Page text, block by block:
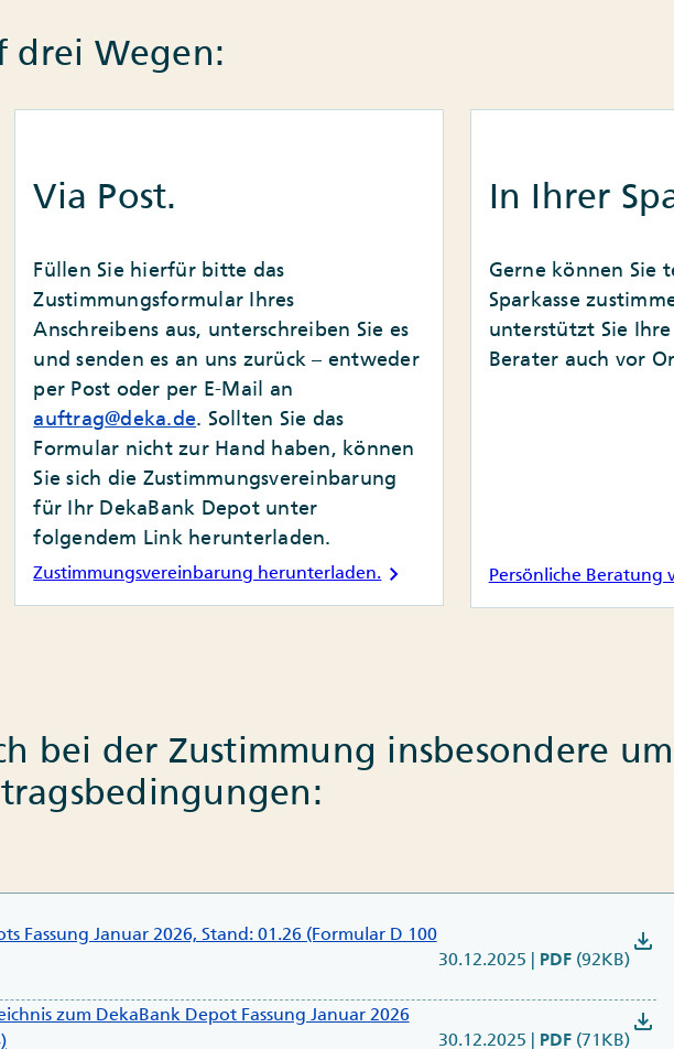
drei Wegen:
Via Post.
Füllen Sie hierfür bitte das
Zustimmungsformular Ihres
Anschreibens aus, unterschreiben Sie es
und senden es an uns zurück – entweder
per Post oder per E-Mail an
auftrag@deka.de. Sollten Sie das
Formular nicht zur Hand haben, können
Sie sich die Zustimmungsvereinbarung
für Ihr DekaBank Depot unter
folgendem Link herunterladen.
Zustimmungsvereinbarung herunterladen.chevron_right
In Ihrer
Gerne können Sie
Sparkasse
unterstützt Sie
Berater auch vor
Persönliche Beratung
bei der Zustimmung insbesondere um
Fassung Januar 2026, Stand: 01.26 (Formular D 100
30.12.2025 | PDF (92KB)
download
zum DekaBank Depot Fassung Januar 2026
30.12.2025 | PDF (71KB)
download